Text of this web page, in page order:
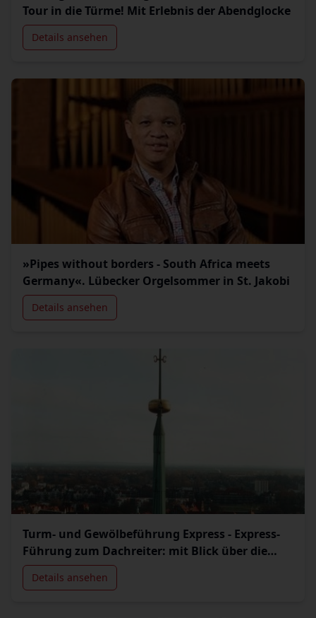
Tour in die Türme! Mit Erlebnis der Abendglocke
Details ansehen
»Pipes without borders - South Africa meets
Germany«. Lübecker Orgelsommer in St. Jakobi
Details ansehen
Turm- und Gewölbeführung Express - Express-
Führung zum Dachreiter: mit Blick über die
Stadt.
Details ansehen